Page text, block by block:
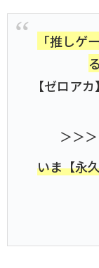
「推しゲ
【ゼロアカ
＞＞＞
いま【永